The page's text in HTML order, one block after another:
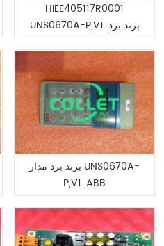
HIEE405117R0001
UNS0670A-P,V1. برند برد
مدار ABB
برند برد مدار UNS0670A-
P,V1. ABB